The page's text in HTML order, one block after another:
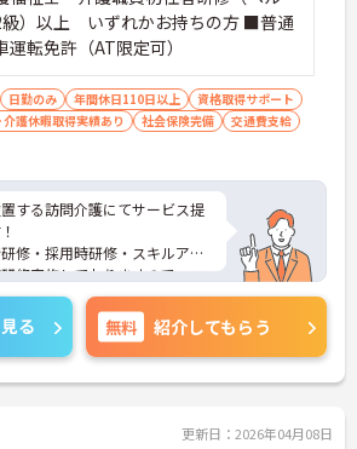
級）以上 いずれかお持ちの方 ■普通
運転免許（AT限定可）
日勤のみ 年間休日110日以上
資格取得サポート
護休暇取得実績あり 社会保険完備
交通費支給
する訪問介護にてサービス提
修・採用時研修・スキルアッ
修実施しておりますので、ス
が沢山ございます。
気軽にお問い合わせくださ
る 無料 紹介してもらう
更新日：2026年04月08日